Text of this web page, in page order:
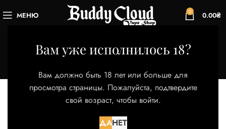
Вам уже исполнилось 18?
Вам должно быть 18 лет или больше для
просмотра страницы. Пожалуйста, подтвердите
свой возраст, чтобы войти.
ДАНЕТ
МЕНЮ 0 0.00₴
Barista Brew Co
Категории
Товар Бренд Barista Brew Co
Товаров, соответствующих вашему запросу, не